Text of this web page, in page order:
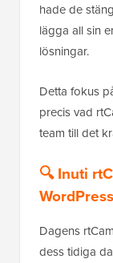
hade de
lägga all sin
lösningar.
Detta fokus
precis vad
team till det
🔍 Inuti
Dagens
dess tidiga